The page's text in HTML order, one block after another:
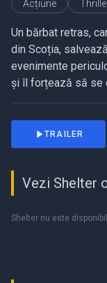
Acțiune
Un bărbat retras,
din Scoția,
evenimente
și îl forțează să se
TRAILER
Vezi Shelter
Shelter nu este